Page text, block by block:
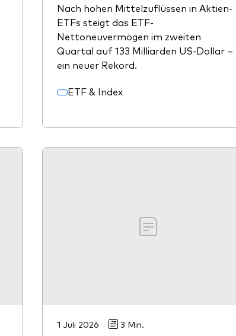
Nach hohen Mittelzuflüssen in Aktien-
ETFs steigt das ETF-
Nettoneuvermögen im zweiten
Quartal auf 133 Milliarden US-Dollar –
ein neuer Rekord.
ETF & Index
1 Juli 2026 3 Min.